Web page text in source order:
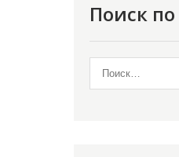
Поиск